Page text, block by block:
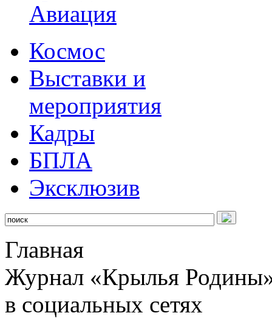
Авиация
Космос
Выставки и
мероприятия
Кадры
БПЛА
Эксклюзив
Главная
Журнал «Крылья
в социальных сетях